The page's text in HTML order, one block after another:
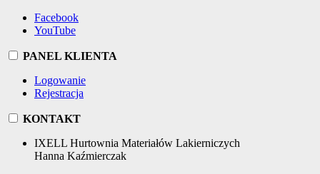
Facebook
YouTube
PANEL KLIENTA
Logowanie
Rejestracja
KONTAKT
IXELL Hurtownia Materiałów Lakierniczych
Hanna Kaźmierczak